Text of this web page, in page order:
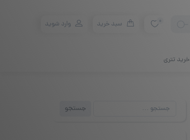
0 سبد خرید وارد شوید
خرید تتری
جستجو
جستجو